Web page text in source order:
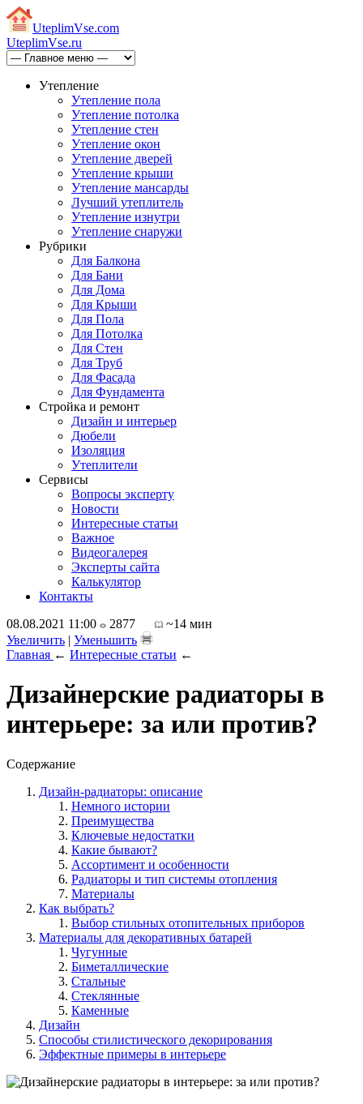
UteplimVse.com
UteplimVse.ru
Утепление
Утепление пола
Утепление потолка
Утепление стен
Утепление окон
Утепление дверей
Утепление крыши
Утепление мансарды
Лучший утеплитель
Утепление изнутри
Утепление снаружи
Рубрики
Для Балкона
Для Бани
Для Дома
Для Крыши
Для Пола
Для Потолка
Для Стен
Для Труб
Для Фасада
Для Фундамента
Стройка и ремонт
Дизайн и интерьер
Дюбели
Изоляция
Утеплители
Сервисы
Вопросы эксперту
Новости
Интересные статьи
Важное
Видеогалерея
Эксперты сайта
Калькулятор
Контакты
08.08.2021 11:00
2877
~14 мин
Увеличить | Уменьшить
Главная ← Интересные статьи ←
Дизайнерские радиаторы в
интерьере: за или против?
Содержание
Дизайн-радиаторы: описание
Немного истории
Преимущества
Ключевые недостатки
Какие бывают?
Ассортимент и особенности
Радиаторы и тип системы отопления
Материалы
Как выбрать?
Выбор стильных отопительных приборов
Материалы для декоративных батарей
Чугунные
Биметаллические
Стальные
Стеклянные
Каменные
Дизайн
Способы стилистического декорирования
Эффектные примеры в интерьере